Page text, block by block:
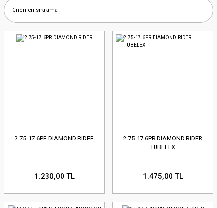
2.75-17 6PR DIAMOND RIDER
1.230,00 TL
2.75-17 6PR DIAMOND RIDER
TUBELEX
1.475,00 TL